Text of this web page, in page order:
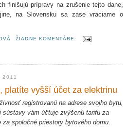
finišujú prípravy na zrušenie tejto dane,
na Slovensku sa zase vraciame o
ŽIADNE KOMENTÁRE:
2011
platíte vyšší účet za elektrinu
registrovanú na adrese svojho bytu,
sústavy vám účtuje zvýšenú tarifu za
spoločné priestory bytového domu.